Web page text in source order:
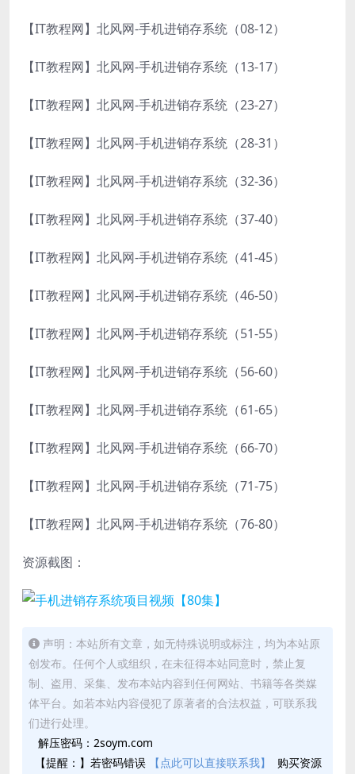
【IT教程网】北风网-手机进销存系统（08-12）
【IT教程网】北风网-手机进销存系统（13-17）
【IT教程网】北风网-手机进销存系统（23-27）
【IT教程网】北风网-手机进销存系统（28-31）
【IT教程网】北风网-手机进销存系统（32-36）
【IT教程网】北风网-手机进销存系统（37-40）
【IT教程网】北风网-手机进销存系统（41-45）
【IT教程网】北风网-手机进销存系统（46-50）
【IT教程网】北风网-手机进销存系统（51-55）
【IT教程网】北风网-手机进销存系统（56-60）
【IT教程网】北风网-手机进销存系统（61-65）
【IT教程网】北风网-手机进销存系统（66-70）
【IT教程网】北风网-手机进销存系统（71-75）
【IT教程网】北风网-手机进销存系统（76-80）
资源截图：
声明：本站所有文章，如无特殊说明或标注，均为本站原
创发布。任何个人或组织，在未征得本站同意时，禁止复
制、盗用、采集、发布本站内容到任何网站、书籍等各类媒
体平台。如若本站内容侵犯了原著者的合法权益，可联系我
们进行处理。
解压密码：2soym.com
【提醒：】若密码错误
【点此可以直接联系我】
购买资源